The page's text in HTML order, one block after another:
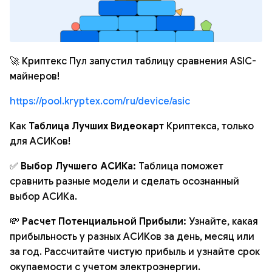
🚀 Криптекс Пул запустил таблицу сравнения ASIC-
майнеров!
https://pool.kryptex.com/ru/device/asic
Как Таблица Лучших Видеокарт Криптекса, только
для АСИКов!
✅ Выбор Лучшего АСИКа: Таблица поможет
сравнить разные модели и сделать осознанный
выбор АСИКа.
💸 Расчет Потенциальной Прибыли: Узнайте, какая
прибыльность у разных АСИКов за день, месяц или
за год. Рассчитайте чистую прибыль и узнайте срок
окупаемости с учетом электроэнергии.